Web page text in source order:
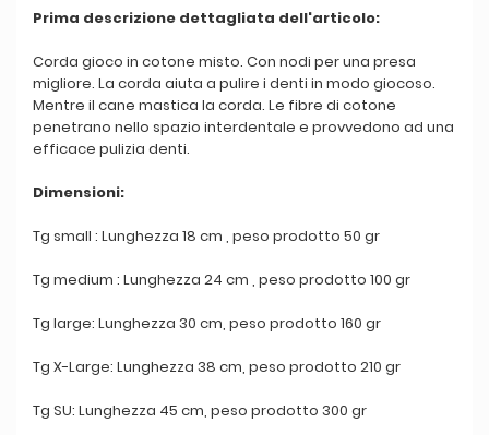
Prima descrizione dettagliata dell'articolo:
Corda gioco in cotone misto. Con nodi per una presa
migliore. La corda aiuta a pulire i denti in modo giocoso.
Mentre il cane mastica la corda. Le fibre di cotone
penetrano nello spazio interdentale e provvedono ad una
efficace pulizia denti.
Dimensioni:
Tg small : Lunghezza 18 cm , peso prodotto 50 gr
Tg medium : Lunghezza 24 cm , peso prodotto 100 gr
Tg large: Lunghezza 30 cm, peso prodotto 160 gr
Tg X-Large: Lunghezza 38 cm, peso prodotto 210 gr
Tg SU: Lunghezza 45 cm, peso prodotto 300 gr